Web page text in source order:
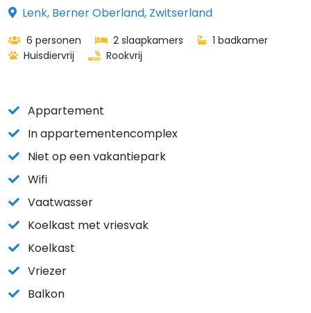
Lenk, Berner Oberland, Zwitserland
6 personen 2 slaapkamers
1 badkamer
Huisdiervrij
Rookvrij
Appartement
In appartementencomplex
Niet op een vakantiepark
Wifi
Vaatwasser
Koelkast met vriesvak
Koelkast
Vriezer
Balkon